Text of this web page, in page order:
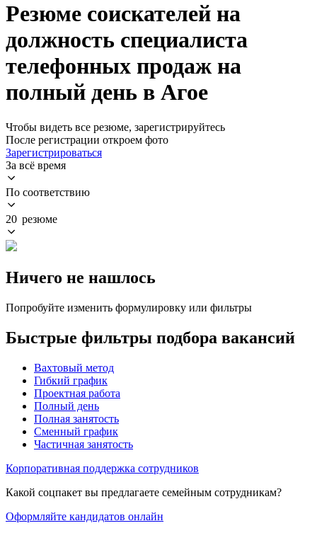
Резюме соискателей на
должность специалиста
телефонных продаж на
полный день в Агое
Чтобы видеть все резюме, зарегистрируйтесь
После регистрации откроем фото
Зарегистрироваться
За всё время
По соответствию
20 резюме
Ничего не нашлось
Попробуйте изменить формулировку или фильтры
Быстрые фильтры подбора вакансий
Вахтовый метод
Гибкий график
Проектная работа
Полный день
Полная занятость
Сменный график
Частичная занятость
Корпоративная поддержка сотрудников
Какой соцпакет вы предлагаете семейным сотрудникам?
Оформляйте кандидатов онлайн